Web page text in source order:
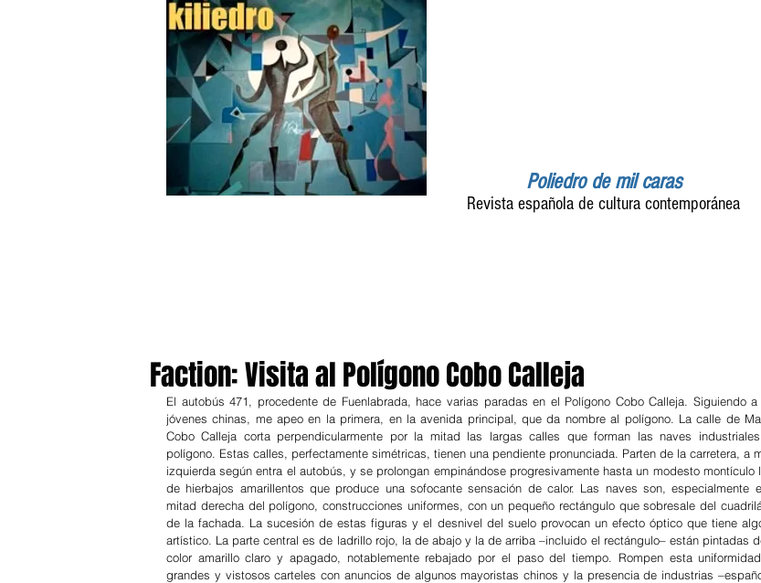
Poliedro de mil caras
Revista española de cultura contemporánea
Faction: Visita al Polígono Cobo Calleja
El autobús 471, procedente de Fuenlabrada, hace varias paradas en el Polígono Cobo Calleja. Siguiendo a
jóvenes chinas, me apeo en la primera, en la avenida principal, que da nombre al polígono. La calle de
Cobo Calleja corta perpendicularmente por la mitad las largas calles que forman las naves
polígono. Estas calles, perfectamente simétricas, tienen una pendiente pronunciada. Parten de la carretera, a
izquierda según entra el autobús, y se prolongan empinándose progresivamente hasta un modesto montículo
de hierbajos amarillentos que produce una sofocante sensación de calor. Las naves son, especialmente
mitad derecha del polígono, construcciones uniformes, con un pequeño rectángulo que sobresale del
de la fachada. La sucesión de estas figuras y el desnivel del suelo provocan un efecto óptico que tiene
artístico. La parte central es de ladrillo rojo, la de abajo y la de arriba –incluido el rectángulo– están pintadas
color amarillo claro y apagado, notablemente rebajado por el paso del tiempo. Rompen esta
grandes y vistosos carteles con anuncios de algunos mayoristas chinos y la presencia de industrias